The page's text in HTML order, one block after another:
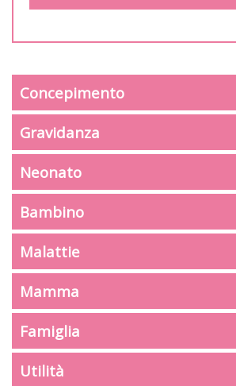
Concepimento
Gravidanza
Neonato
Bambino
Malattie
Mamma
Famiglia
Utilità